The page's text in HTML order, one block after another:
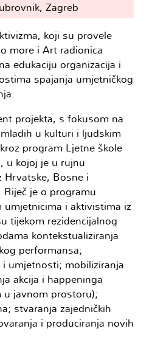
Zagreb
koji su provele
more i Art radionica
edukaciju organizacija i
spajanja umjetničkog
projekta, s fokusom na
u kulturi i ljudskim
program Ljetne škole
u kojoj je u rujnu
Hrvatske, Bosne i
Riječ je o programu
umjetnicima i aktivistima iz
tijekom rezidencijalnog
kontekstualiziranja
performansa;
umjetnosti; mobiliziranja
akcija i happeninga
u javnom prostoru);
stvaranja zajedničkih
i produciranja novih